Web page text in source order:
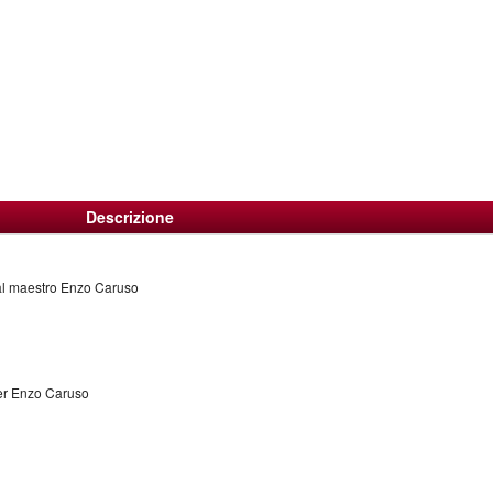
Descrizione
maestro Enzo Caruso
Enzo Caruso